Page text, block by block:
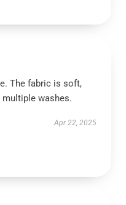
The fabric is soft,
washes.
Apr 22, 2025